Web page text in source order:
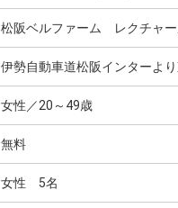
松阪ベルファーム レクチャー
伊勢自動車道松阪インターよ
女性／20～49歳
無料
女性 5名